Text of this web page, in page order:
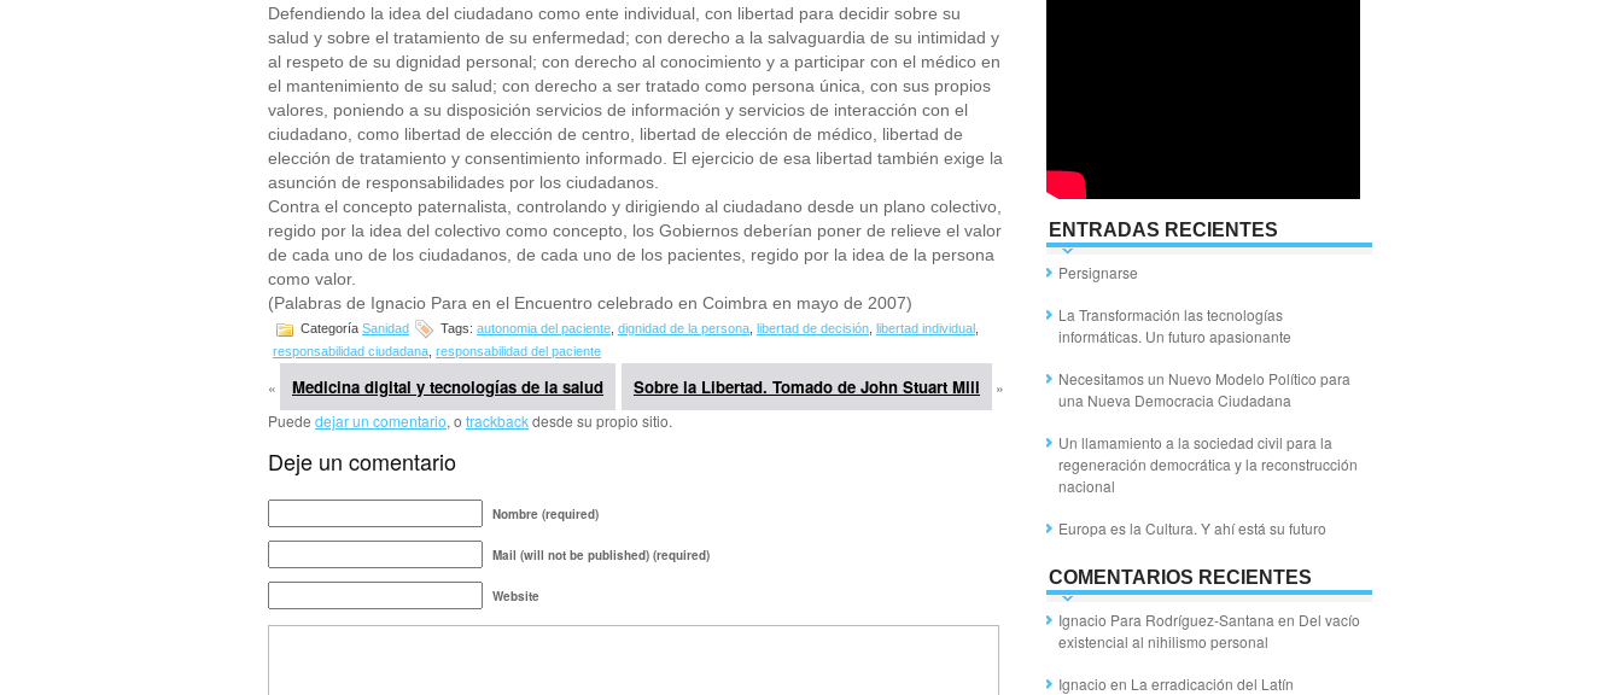
Defendiendo la idea del ciudadano como ente individual, con libertad para decidir sobre su
salud y sobre el tratamiento de su enfermedad; con derecho a la salvaguardia de su intimidad y
al respeto de su dignidad personal; con derecho al conocimiento y a participar con el médico en
el mantenimiento de su salud; con derecho a ser tratado como persona única, con sus propios
valores, poniendo a su disposición servicios de información y servicios de interacción con el
ciudadano, como libertad de elección de centro, libertad de elección de médico, libertad de
elección de tratamiento y consentimiento informado. El ejercicio de esa libertad también exige la
asunción de responsabilidades por los ciudadanos.
Contra el concepto paternalista, controlando y dirigiendo al ciudadano desde un plano colectivo,
regido por la idea del colectivo como concepto, los Gobiernos deberían poner de relieve el valor
de cada uno de los ciudadanos, de cada uno de los pacientes, regido por la idea de la persona
como valor.
(Palabras de Ignacio Para en el Encuentro celebrado en Coimbra en mayo de 2007)
Categoría Sanidad Tags: autonomia del paciente dignidad de la persona libertad de decisión libertad individual
responsabilidad ciudadana responsabilidad del paciente
« Medicina digital y tecnologías de la salud Sobre la Libertad. Tomado de John Stuart Mill
»
Puede dejar un comentario, o trackbackdesde su propio sitio.
Deje un comentario
Nombre (required)
Mail (will not be published) (required)
Website
ENTRADAS RECIENTES
Persignarse
La Transformación las tecnologías
informáticas. Un futuro apasionante
Necesitamos un Nuevo Modelo Político para
una Nueva Democracia Ciudadana
Un llamamiento a la sociedad civil para la
regeneración democrática y la reconstrucción
nacional
Europa es la Cultura. Y ahí está su futuro
COMENTARIOS RECIENTES
Ignacio Para Rodríguez-Santana en Del vacío
existencial al nihilismo personal
Ignacio en La erradicación del Latín